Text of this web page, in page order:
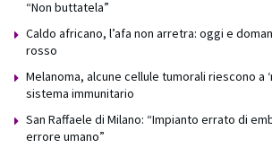
“Non buttatela”
Caldo africano, l’afa non arretra: oggi e
rosso
Melanoma, alcune cellule tumorali riescono a
sistema immunitario
San Raffaele di Milano: “Impianto errato di
errore umano”